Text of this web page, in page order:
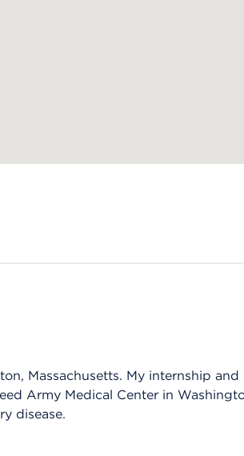
Massachusetts. My internship and
Army Medical Center in
disease.